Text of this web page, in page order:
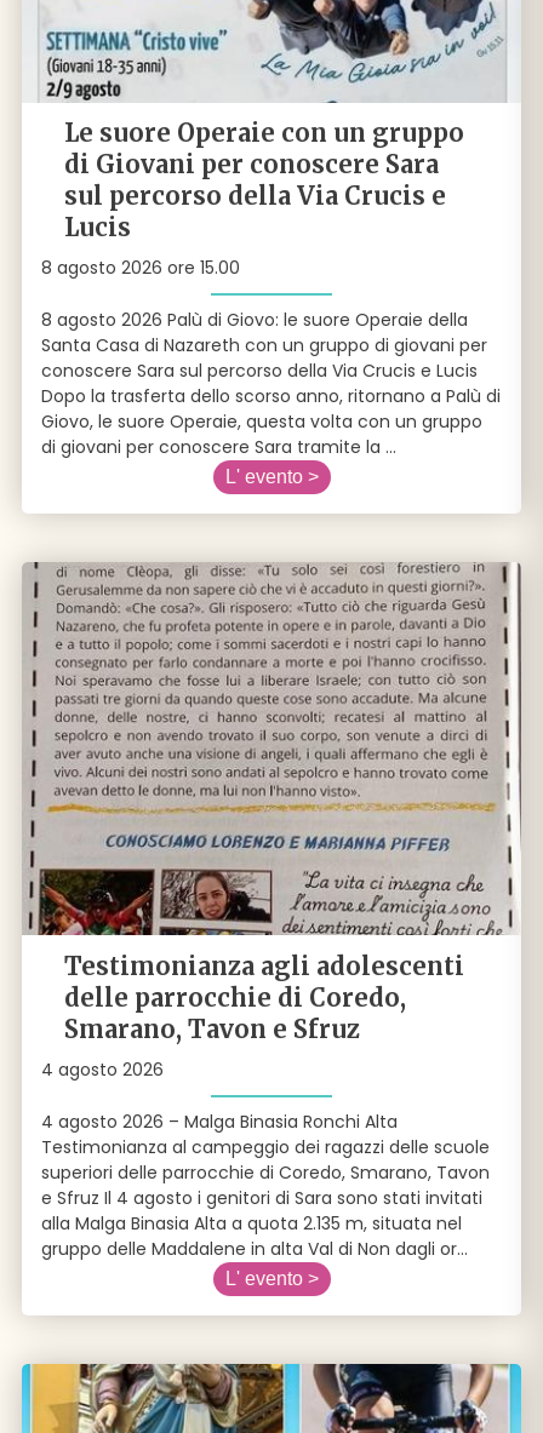
Le suore Operaie con un gruppo
di Giovani per conoscere Sara
sul percorso della Via Crucis e
Lucis
8 agosto 2026 ore 15.00
8 agosto 2026 Palù di Giovo: le suore Operaie della
Santa Casa di Nazareth con un gruppo di giovani per
conoscere Sara sul percorso della Via Crucis e Lucis
Dopo la trasferta dello scorso anno, ritornano a Palù di
Giovo, le suore Operaie, questa volta con un gruppo
di giovani per conoscere Sara tramite la ...
L' evento >
Testimonianza agli adolescenti
delle parrocchie di Coredo,
Smarano, Tavon e Sfruz
4 agosto 2026
4 agosto 2026 – Malga Binasia Ronchi Alta
Testimonianza al campeggio dei ragazzi delle scuole
superiori delle parrocchie di Coredo, Smarano, Tavon
e Sfruz Il 4 agosto i genitori di Sara sono stati invitati
alla Malga Binasia Alta a quota 2.135 m, situata nel
gruppo delle Maddalene in alta Val di Non dagli or...
L' evento >